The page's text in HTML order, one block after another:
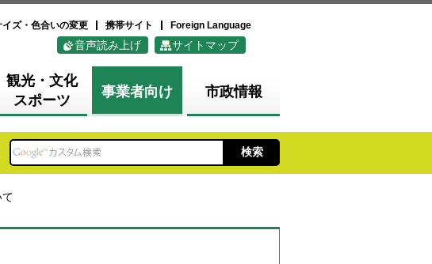
イズ・色合いの変更 携帯サイト Foreign Language
音声読み上げ サイトマップ
観光・文化
スポーツ
事業者向け 市政情報